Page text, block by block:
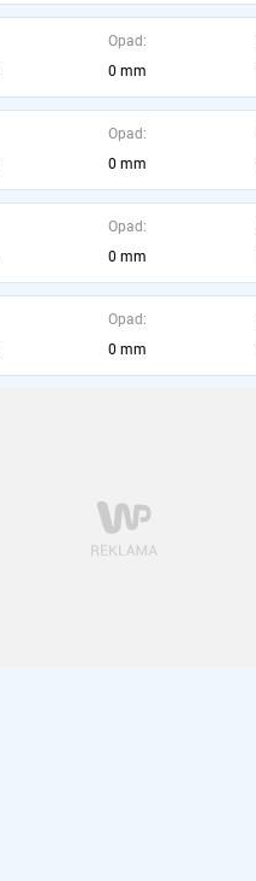
Opad:
0 mm
Opad:
0 mm
Opad:
0 mm
Opad:
0 mm